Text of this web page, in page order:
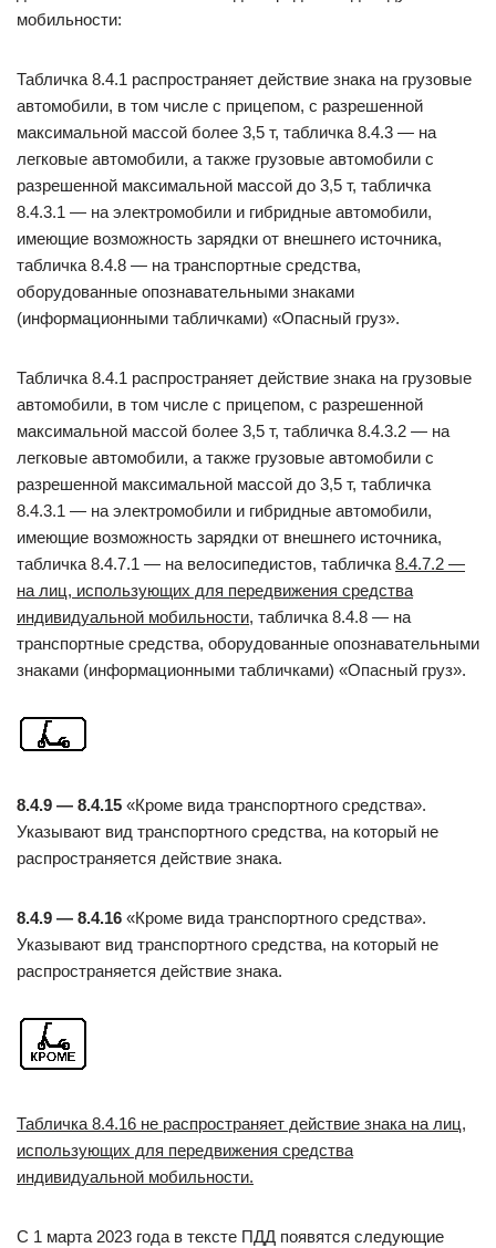
мобильности:
Табличка 8.4.1 распространяет действие знака на грузовые
автомобили, в том числе с прицепом, с разрешенной
максимальной массой более 3,5 т, табличка 8.4.3 — на
легковые автомобили, а также грузовые автомобили с
разрешенной максимальной массой до 3,5 т, табличка
8.4.3.1 — на электромобили и гибридные автомобили,
имеющие возможность зарядки от внешнего источника,
табличка 8.4.8 — на транспортные средства,
оборудованные опознавательными знаками
(информационными табличками) «Опасный груз».
Табличка 8.4.1 распространяет действие знака на грузовые
автомобили, в том числе с прицепом, с разрешенной
максимальной массой более 3,5 т, табличка 8.4.3.2 — на
легковые автомобили, а также грузовые автомобили с
разрешенной максимальной массой до 3,5 т, табличка
8.4.3.1 — на электромобили и гибридные автомобили,
имеющие возможность зарядки от внешнего источника,
табличка 8.4.7.1 — на велосипедистов, табличка 8.4.7.2 —
на лиц, использующих для передвижения средства
индивидуальной мобильности, табличка 8.4.8 — на
транспортные средства, оборудованные опознавательными
знаками (информационными табличками) «Опасный груз».
8.4.9 — 8.4.15 «Кроме вида транспортного средства».
Указывают вид транспортного средства, на который не
распространяется действие знака.
8.4.9 — 8.4.16 «Кроме вида транспортного средства».
Указывают вид транспортного средства, на который не
распространяется действие знака.
Табличка 8.4.16 не распространяет действие знака на лиц,
использующих для передвижения средства
индивидуальной мобильности.
С 1 марта 2023 года в тексте ПДД появятся следующие